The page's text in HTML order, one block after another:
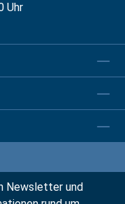
Uhr
Newsletter und